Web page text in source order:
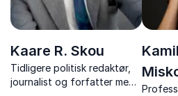
Kaare R. Skou
Tidligere politisk redaktør,
journalist og forfatter med